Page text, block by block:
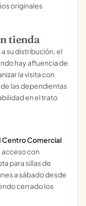
originales
tienda
su distribución, el
hay afluencia de
la visita con
las dependientas
en el trato
Centro Comercial
con
para sillas de
a sábado desde
cerrado los